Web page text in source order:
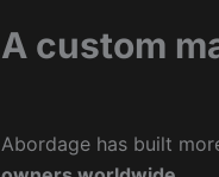
A custom
Abordage has built